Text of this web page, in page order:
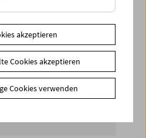
akzeptieren
Cookies akzeptieren
Cookies verwenden